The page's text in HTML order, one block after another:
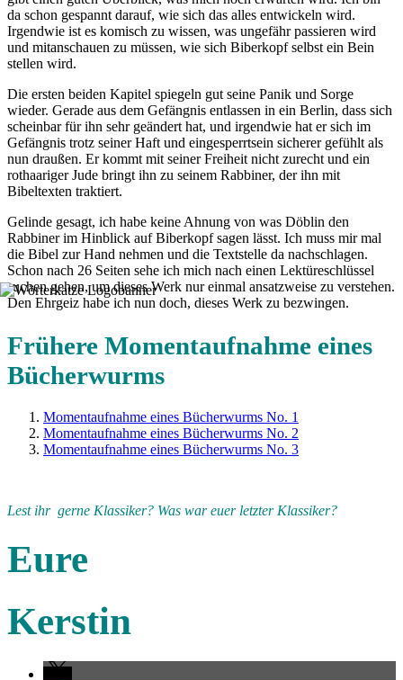
da schon gespannt darauf, wie sich das alles entwickeln wird.
Irgendwie ist es komisch zu wissen, was ungefähr passieren wird
und mitanschauen zu müssen, wie sich Biberkopf selbst ein Bein
stellen wird.
Die ersten beiden Kapitel spiegeln gut seine Panik und Sorge
wieder. Gerade aus dem Gefängnis entlassen in ein Berlin, dass sich
scheinbar für ihn sehr geändert hat, und irgendwie hat er sich im
Gefängnis trotz seiner Haft und eingesperrtsein sicherer gefühlt als
nun draußen. Er kommt mit seiner Freiheit nicht zurecht und ein
rothaariger Jude bringt ihn zu seinem Rabbiner, der ihn mit
Bibeltexten traktiert.
Gelinde gesagt, ich habe keine Ahnung von was Döblin den
Rabbiner im Hinblick auf Biberkopf sagen lässt. Ich muss mir mal
die Bibel zur Hand nehmen und die Textstelle da nachschlagen.
Schon nach 26 Seiten sehe ich mich nach einen Lektüreschlüssel
suchen gehen, um dieses Werk nur einmal ansatzweise zu verstehen.
Den Ehrgeiz habe ich nun doch, dieses Werk zu bezwingen.
Frühere Momentaufnahme eines
Bücherwurms
Momentaufnahme eines Bücherwurms No. 1
Momentaufnahme eines Bücherwurms No. 2
Momentaufnahme eines Bücherwurms No. 3
Lest ihr gerne Klassiker? Was war euer letzter Klassiker?
Eure
Kerstin